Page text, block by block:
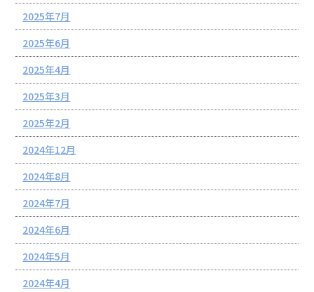
2025年7月
2025年6月
2025年4月
2025年3月
2025年2月
2024年12月
2024年8月
2024年7月
2024年6月
2024年5月
2024年4月